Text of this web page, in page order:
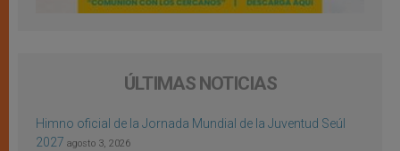
ÚLTIMAS NOTICIAS
Himno oficial de la Jornada Mundial de la Juventud Seúl
2027 agosto 3, 2026